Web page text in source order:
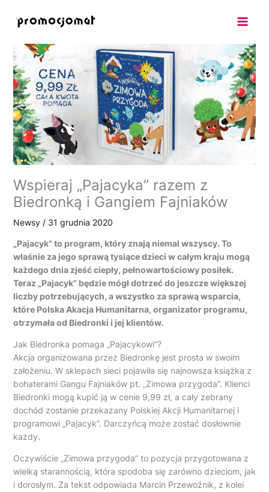
Wspieraj „Pajacyka” razem z
Biedronką i Gangiem Fajniaków
Newsy/ 31 grudnia 2020
„Pajacyk” to program, który znają niemal wszyscy. To
właśnie za jego sprawą tysiące dzieci w całym kraju mogą
każdego dnia zjeść ciepły, pełnowartościowy posiłek.
Teraz „Pajacyk” będzie mógł dotrzeć do jeszcze większej
liczby potrzebujących, a wszystko za sprawą wsparcia,
które Polska Akacja Humanitarna, organizator programu,
otrzymała od Biedronki i jej klientów.
Jak Biedronka pomaga „Pajacykowi”?
Akcja organizowana przez Biedronkę jest prosta w swoim
założeniu. W sklepach sieci pojawiła się najnowsza książka z
bohaterami Gangu Fajniaków pt. „Zimowa przygoda”. Klienci
Biedronki mogą kupić ją w cenie 9,99 zł, a cały zebrany
dochód zostanie przekazany Polskiej Akcji Humanitarnej i
programowi „Pajacyk”. Darczyńcą może zostać dosłownie
każdy.
Oczywiście „Zimowa przygoda” to pozycja przygotowana z
wielką starannością, która spodoba się zarówno dzieciom, jak
i dorosłym. Za tekst odpowiada Marcin Przewoźnik, z kolei